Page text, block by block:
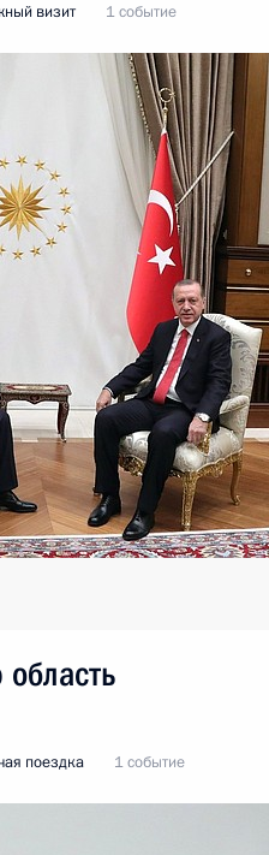
визит 1 событие
поездка 1 событие